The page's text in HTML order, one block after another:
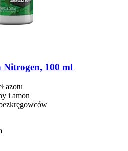
Nitrogen, 100 ml
azotu
i amon